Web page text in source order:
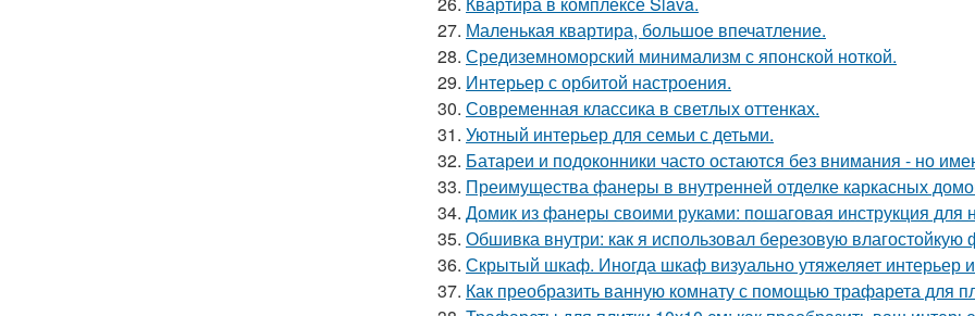
27. Маленькая квартира, большое впечатление.
28. Средиземноморский минимализм с японской ноткой.
29. Интерьер с орбитой настроения.
30. Современная классика в светлых оттенках.
31. Уютный интерьер для семьи с детьми.
32. Батареи и подоконники часто остаются без внимания - но
33. Преимущества фанеры в внутренней отделке каркасных
34. Домик из фанеры своими руками: пошаговая инструкция для
35. Обшивка внутри: как я использовал березовую
36. Скрытый шкаф. Иногда шкаф визуально утяжеляет интерьер
37. Как преобразить ванную комнату с помощью трафарета для